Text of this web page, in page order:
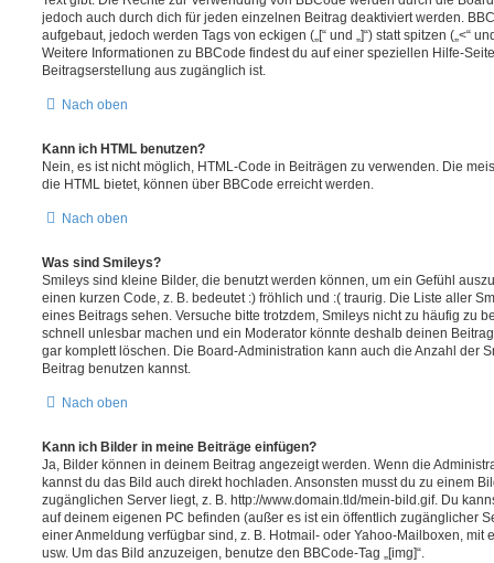
jedoch auch durch dich für jeden einzelnen Beitrag deaktiviert werden.
aufgebaut, jedoch werden Tags von eckigen („[“ und „]“) statt spitzen („<“
Weitere Informationen zu BBCode findest du auf einer speziellen Hilfe-
Beitragserstellung aus zugänglich ist.
Nach oben
Kann ich HTML benutzen?
Nein, es ist nicht möglich, HTML-Code in Beiträgen zu verwenden. Die
die HTML bietet, können über BBCode erreicht werden.
Nach oben
Was sind Smileys?
Smileys sind kleine Bilder, die benutzt werden können, um ein Gefühl
einen kurzen Code, z. B. bedeutet :) fröhlich und :( traurig. Die Liste aller
eines Beitrags sehen. Versuche bitte trotzdem, Smileys nicht zu häufig zu
schnell unlesbar machen und ein Moderator könnte deshalb deinen
gar komplett löschen. Die Board-Administration kann auch die Anzahl der
Beitrag benutzen kannst.
Nach oben
Kann ich Bilder in meine Beiträge einfügen?
Ja, Bilder können in deinem Beitrag angezeigt werden. Wenn die
kannst du das Bild auch direkt hochladen. Ansonsten musst du zu einem
zugänglichen Server liegt, z. B. http://www.domain.tld/mein-bild.gif. Du
auf deinem eigenen PC befinden (außer es ist ein öffentlich zugänglicher
einer Anmeldung verfügbar sind, z. B. Hotmail- oder Yahoo-Mailboxen, mit
usw. Um das Bild anzuzeigen, benutze den BBCode-Tag „[img]“.